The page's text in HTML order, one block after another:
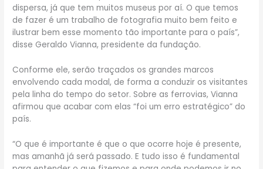
dispersa, já que tem muitos museus por aí. O que temos
de fazer é um trabalho de fotografia muito bem feito e
ilustrar bem esse momento tão importante para o país”,
disse Geraldo Vianna, presidente da fundação.
Conforme ele, serão traçados os grandes marcos
envolvendo cada modal, de forma a conduzir os visitantes
pela linha do tempo do setor. Sobre as ferrovias, Vianna
afirmou que acabar com elas “foi um erro estratégico” do
país.
“O que é importante é que o que ocorre hoje é presente,
mas amanhã já será passado. E tudo isso é fundamental